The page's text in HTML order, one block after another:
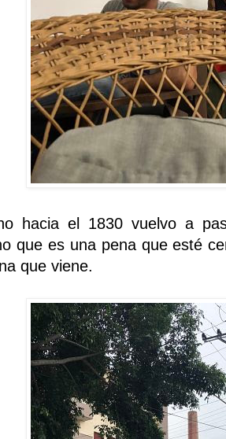
hacia el 1830 vuelvo a
que es una pena que esté
que viene.